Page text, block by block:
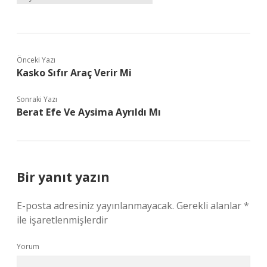
Önceki Yazı
Kasko Sıfır Araç Verir Mi
Sonraki Yazı
Berat Efe Ve Aysima Ayrıldı Mı
Bir yanıt yazın
E-posta adresiniz yayınlanmayacak. Gerekli alanlar*
ile işaretlenmişlerdir
Yorum